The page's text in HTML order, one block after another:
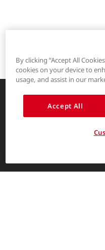
LYCRA®
创新的服装解决方案，让生
By clicking “Accept All
cookies on your device to
usage, and assist in our
Accept All